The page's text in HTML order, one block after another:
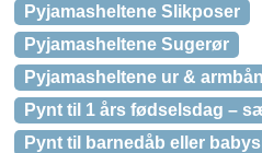
Pyjamasheltene Slikposer
Pyjamasheltene Sugerør
Pyjamasheltene ur &
Pynt til 1 års fødselsdag –
Pynt til barnedåb eller